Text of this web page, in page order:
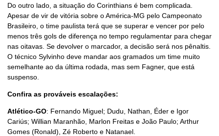
Do outro lado, a situação do Corinthians é bem complicada.
Apesar de vir de vitória sobre o América-MG pelo Campeonato
Brasileiro, o time paulista terá que se superar e vencer por pelo
menos três gols de diferença no tempo regulamentar para chegar
nas oitavas. Se devolver o marcador, a decisão será nos pênaltis.
O técnico Sylvinho deve mandar aos gramados um time muito
semelhante ao da última rodada, mas sem Fagner, que está
suspenso.
Confira as prováveis escalações:
Atlético-GO: Fernando Miguel; Dudu, Nathan, Éder e Igor
Cariús; Willian Maranhão, Marlon Freitas e João Paulo; Arthur
Gomes (Ronald), Zé Roberto e Natanael.